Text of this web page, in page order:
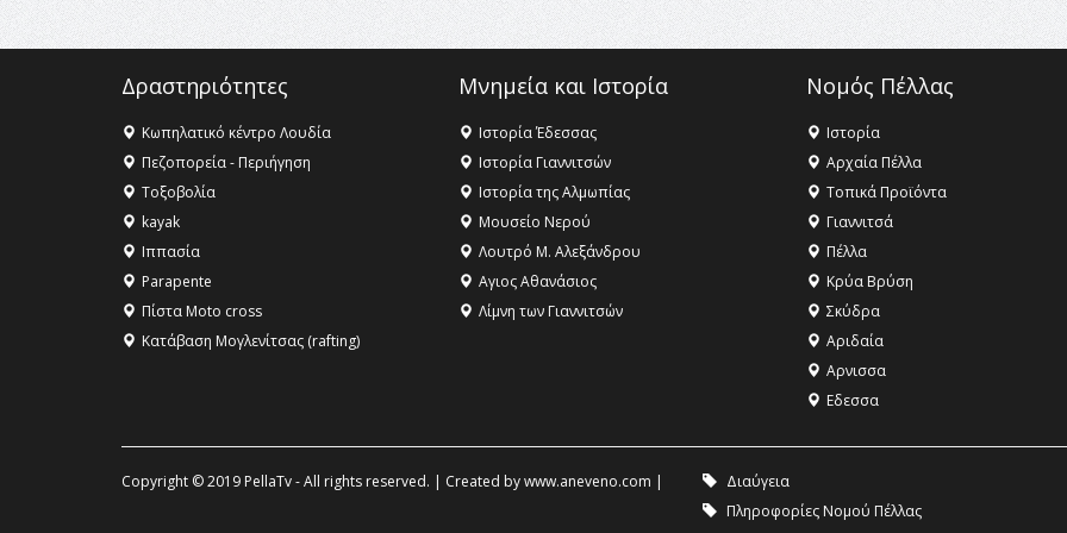
Δραστηριότητες
Κωπηλατικό κέντρο Λουδία
Πεζοπορεία - Περιήγηση
Τοξοβολία
kayak
Ιππασία
Parapente
Πίστα Moto cross
Κατάβαση Μογλενίτσας (rafting)
Μνημεία και Ιστορία
Ιστορία Έδεσσας
Ιστορία Γιαννιτσών
Ιστορία της Αλμωπίας
Μουσείο Νερού
Λουτρό Μ. Αλεξάνδρου
Αγιος Αθανάσιος
Λίμνη των Γιαννιτσών
Νομός Πέλλας
Ιστορία
Αρχαία Πέλλα
Τοπικά Προϊόντα
Γιαννιτσά
Πέλλα
Κρύα Βρύση
Σκύδρα
Αριδαία
Aρνισσα
Eδεσσα
Copyright © 2019 PellaTv - All rights reserved. | Created bywww.aneveno.com | Διαύγεια
Πληροφορίες Νομού Πέλλας